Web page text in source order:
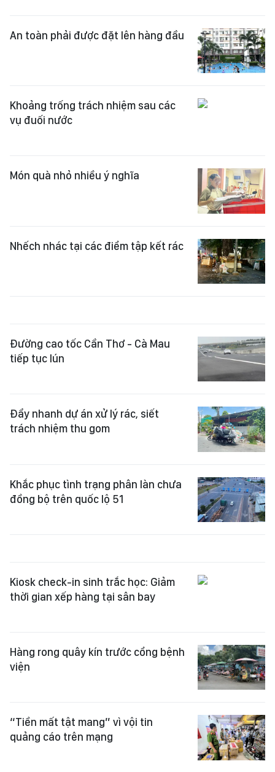
An toàn phải được đặt lên hàng đầu
Khoảng trống trách nhiệm sau các
vụ đuối nước
Món quà nhỏ nhiều ý nghĩa
Nhếch nhác tại các điểm tập kết rác
Đường cao tốc Cần Thơ - Cà Mau
tiếp tục lún
Đẩy nhanh dự án xử lý rác, siết
trách nhiệm thu gom
Khắc phục tình trạng phân làn chưa
đồng bộ trên quốc lộ 51
Kiosk check-in sinh trắc học: Giảm
thời gian xếp hàng tại sân bay
Hàng rong quây kín trước cổng bệnh
viện
“Tiền mất tật mang” vì vội tin
quảng cáo trên mạng